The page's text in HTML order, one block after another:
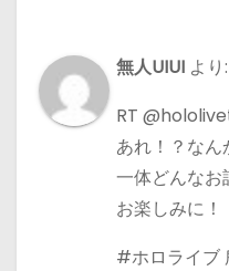
無人UIUI より:
RT
あれ！？なん
一体どんなお
お楽しみに！
#ホロライブ